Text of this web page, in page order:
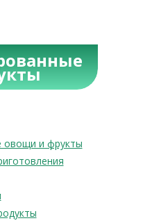
овощи и фрукты